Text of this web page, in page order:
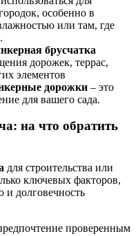
особенно в
или там, где
брусчатка
дорожек, террас,
элементов
дорожки – это
для вашего сада.
на что обратить
для строительства или
ключевых факторов,
и долговечность
проверенным